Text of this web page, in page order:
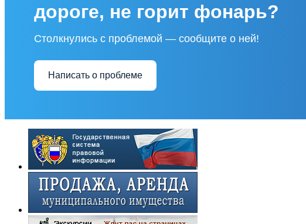
дороге, не горит фонарь?
Столкнулись с проблемой — сообщите о ней!
Написать о проблеме